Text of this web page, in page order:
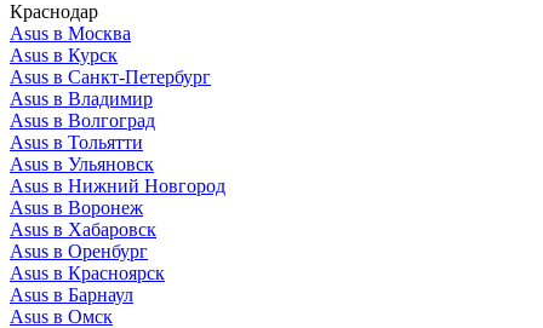
Краснодар
Asus в Москва
Asus в Курск
Asus в Санкт-Петербург
Asus в Владимир
Asus в Волгоград
Asus в Тольятти
Asus в Ульяновск
Asus в Нижний Новгород
Asus в Воронеж
Asus в Хабаровск
Asus в Оренбург
Asus в Красноярск
Asus в Барнаул
Asus в Омск